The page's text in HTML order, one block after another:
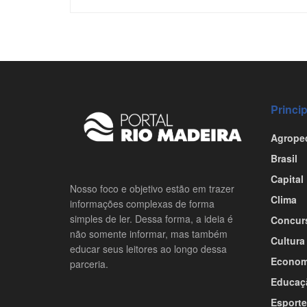
Nosso foco e objetivo estão em trazer
informações complexas de forma
simples de ler. Dessa forma, a ideia é
não somente informar, mas também
educar seus leitores ao longo dessa
parceria.
Brasil
Capital
Clima
Cultura